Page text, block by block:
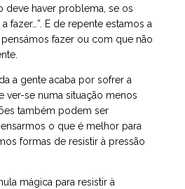
deve haver problema, se os
fazer…”. E de repente estamos a
fazer ou com que não
a gente acaba por sofrer a
ver-se numa situação menos
também podem ser
o que é melhor para
formas de resistir à pressão
mágica para resistir à